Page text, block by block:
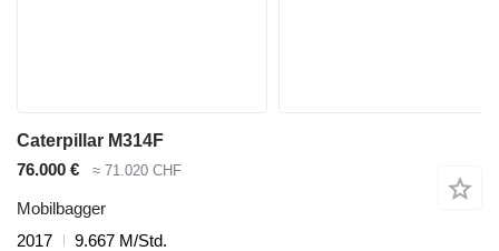
Caterpillar M314F
76.000 €
≈ 71.020 CHF
Mobilbagger
2017
9.667 M/Std.